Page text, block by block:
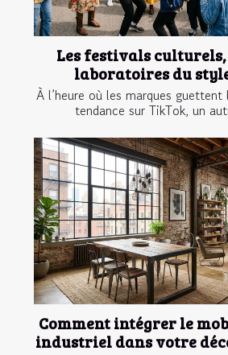
Les festivals
laboratoires du
À l’heure où les marques
tendance sur TikTok, un
Comment intégrer le
industriel dans votre